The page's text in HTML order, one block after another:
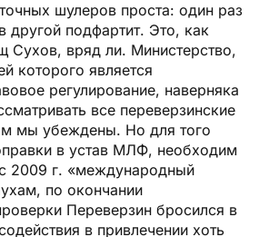
шулеров проста: один раз
другой подфартит. Это, как
Сухов, вряд ли. Министерство,
которого является
регулирование, наверняка
все переверзинские
мы убеждены. Но для того
в устав МЛФ, необходим
2009 г. «международный
по окончании
Переверзин бросился в
в привлечении хоть